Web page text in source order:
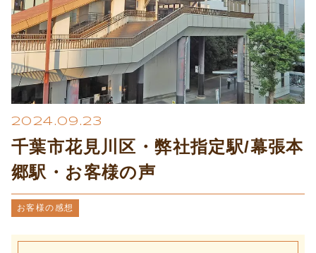
2024.09.23
千葉市花見川区・弊社指定駅/幕張本
郷駅・お客様の声
お客様の感想